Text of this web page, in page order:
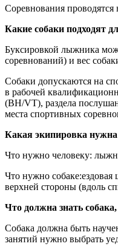
Соревнования
Какие собаки подходят
Буксировкой лыжника
соревнований) и вес
Собаки допускаются на
в рабочей
(BH/VT), раздела
места спортивных
Какая экипировка нужна
Что нужно человеку:
Что нужно
верхней стороны (вдоль
Что должна знать
Собака должна быть
занятий нужно выбрать